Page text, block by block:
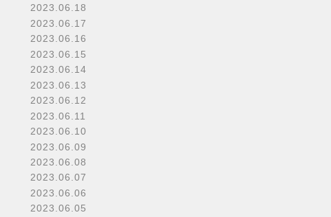
2023.06.18
2023.06.17
2023.06.16
2023.06.15
2023.06.14
2023.06.13
2023.06.12
2023.06.11
2023.06.10
2023.06.09
2023.06.08
2023.06.07
2023.06.06
2023.06.05